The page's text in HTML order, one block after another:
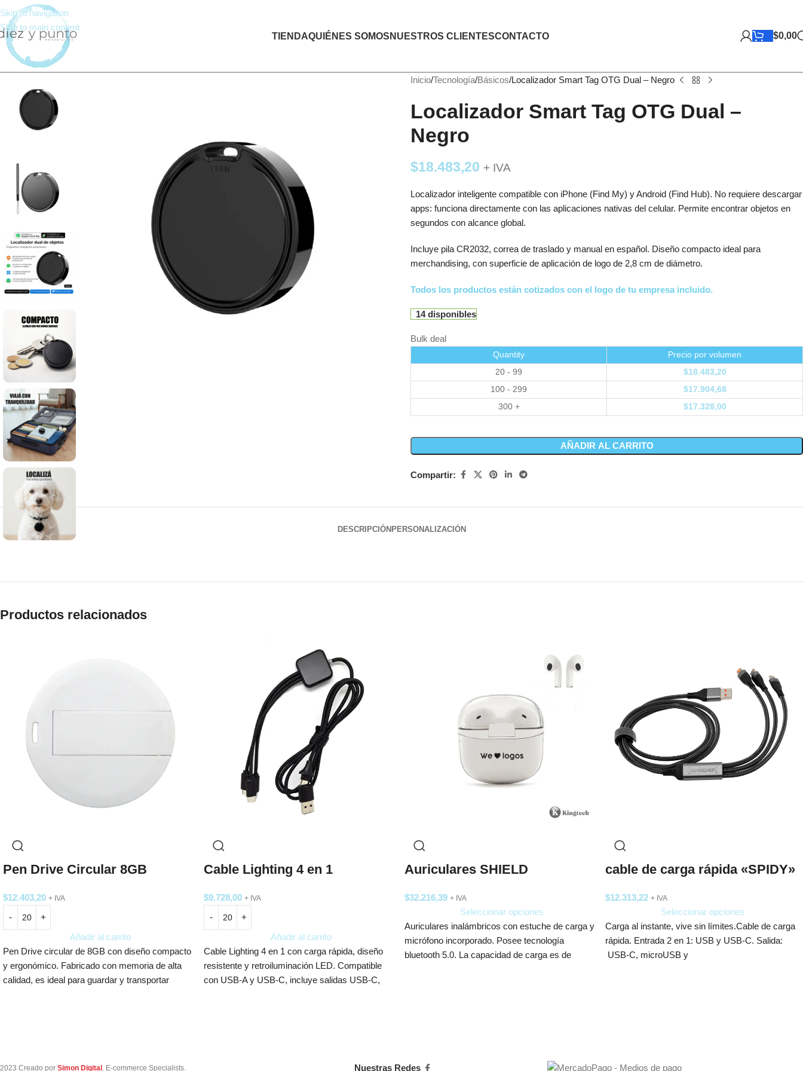
Skip to navigation
Skip to main content
TIENDAQUIÉNES SOMOS NUESTROS CLIENTESCONTACTO $0,00
Inicio Tecnología Básicos Localizador Smart Tag OTG Dual – Negro
Localizador Smart Tag OTG Dual –
Negro
$18.483,20 + IVA
Localizador inteligente compatible con iPhone (Find My) y Android (Find Hub). No requiere descargar
apps: funciona directamente con las aplicaciones nativas del celular. Permite encontrar objetos en
segundos con alcance global.
Incluye pila CR2032, correa de traslado y manual en español. Diseño compacto ideal para
merchandising, con superficie de aplicación de logo de 2,8 cm de diámetro.
Todos los productos están cotizados con el logo de tu empresa incluido.
14 disponibles
Bulk deal
Quantity
Precio por volumen
20 - 99
$18.483,20
100 - 299
$17.904,68
300 +
$17.328,00
AÑADIR AL CARRITO
Compartir:
DESCRIPCIÓN PERSONALIZACIÓN
Productos relacionados
Pen Drive Circular 8GB
$12.403,20 + IVA
Añadir al carrito
Pen Drive circular de 8GB con diseño compacto
y ergonómico. Fabricado con memoria de alta
calidad, es ideal para guardar y transportar
Cable Lighting 4 en 1
$9.728,00 + IVA
Añadir al carrito
Cable Lighting 4 en 1 con carga rápida, diseño
resistente y retroiluminación LED. Compatible
con USB-A y USB-C, incluye salidas USB-C,
Auriculares SHIELD
$32.216,39 + IVA
Seleccionar opciones
Auriculares inalámbricos con estuche de carga y
micrófono incorporado. Posee tecnología
bluetooth 5.0. La capacidad de carga es de
cable de carga rápida «SPIDY»
$12.313,22 + IVA
Seleccionar opciones
Carga al instante, vive sin límites.Cable de carga
rápida. Entrada 2 en 1: USB y USB-C. Salida:
USB-C, microUSB y
2023 Creado por Simon Digital . E-commerce Specialists. Nuestras Redes